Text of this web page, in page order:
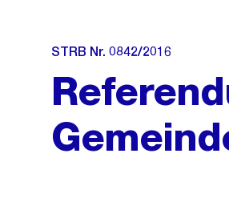
STRB Nr. 0842/2016